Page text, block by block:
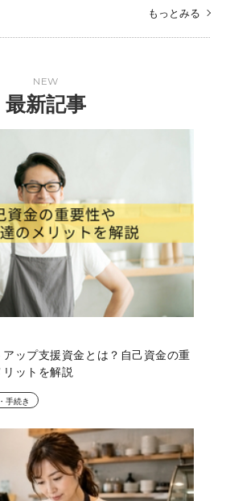
もっとみる
NEW
最新記事
ップ支援資金とは？自己資金の重
ットを解説
手続き